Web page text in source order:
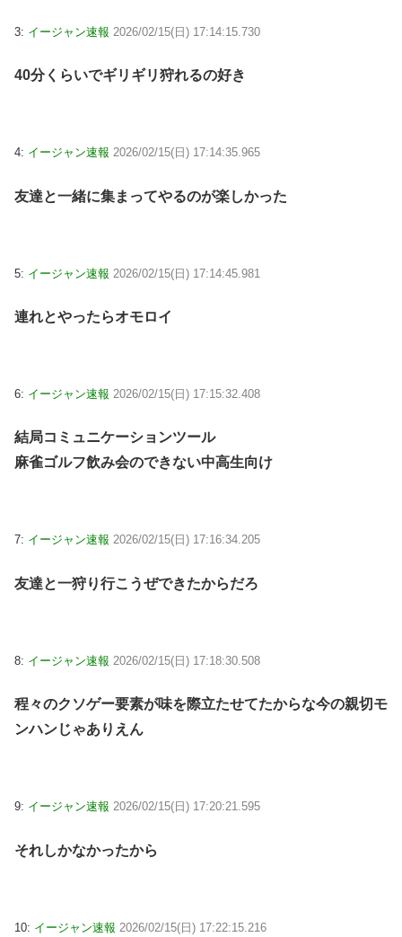
3: イージャン速報 2026/02/15(日) 17:14:15.730
40分くらいでギリギリ狩れるの好き
4: イージャン速報 2026/02/15(日) 17:14:35.965
友達と一緒に集まってやるのが楽しかった
5: イージャン速報 2026/02/15(日) 17:14:45.981
連れとやったらオモロイ
6: イージャン速報 2026/02/15(日) 17:15:32.408
結局コミュニケーションツール
麻雀ゴルフ飲み会のできない中高生向け
7: イージャン速報 2026/02/15(日) 17:16:34.205
友達と一狩り行こうぜできたからだろ
8: イージャン速報 2026/02/15(日) 17:18:30.508
程々のクソゲー要素が味を際立たせてたからな今の親切モ
ンハンじゃありえん
9: イージャン速報 2026/02/15(日) 17:20:21.595
それしかなかったから
10: イージャン速報 2026/02/15(日) 17:22:15.216